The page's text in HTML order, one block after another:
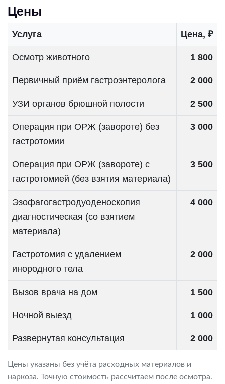
Цены
Услуга Цена, ₽
Осмотр животного 1 800
Первичный приём гастроэнтеролога 2 000
УЗИ органов брюшной полости 2 500
Операция при ОРЖ (завороте) без
гастротомии
3 000
Операция при ОРЖ (завороте) с
гастротомией (без взятия материала)
3 500
Эзофагогастродуоденоскопия
диагностическая (со взятием
материала)
4 000
Гастротомия с удалением
инородного тела
2 000
Вызов врача на дом 1 500
Ночной выезд 1 000
Развернутая консультация 2 000
Цены указаны без учёта расходных материалов и
наркоза. Точную стоимость рассчитаем после осмотра.